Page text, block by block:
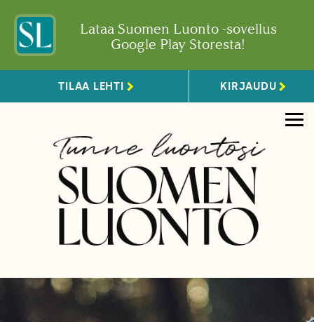
Lataa Suomen Luonto -sovellus
Google Play Storesta!
TILAA LEHTI KIRJAUDU